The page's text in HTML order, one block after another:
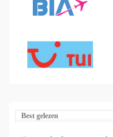
Best gelezen